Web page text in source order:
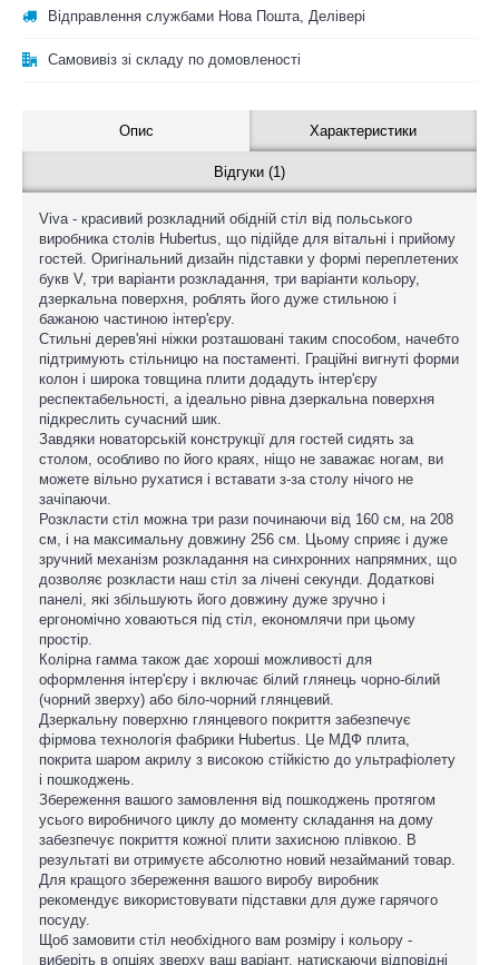
Відправлення службами Нова Пошта, Делівері
Самовивіз зі складу по домовленості
Опис Характеристики
Відгуки (1)
Viva - красивий розкладний обідній стіл від польського
виробника столів Hubertus, що підійде для вітальні і прийому
гостей. Оригінальний дизайн підставки у формі переплетених
букв V, три варіанти розкладання, три варіанти кольору,
дзеркальна поверхня, роблять його дуже стильною і
бажаною частиною інтер'єру.
Стильні дерев'яні ніжки розташовані таким способом, начебто
підтримують стільницю на постаменті. Граційні вигнуті форми
колон і широка товщина плити додадуть інтер'єру
респектабельності, а ідеально рівна дзеркальна поверхня
підкреслить сучасний шик.
Завдяки новаторській конструкції для гостей сидять за
столом, особливо по його краях, ніщо не заважає ногам, ви
можете вільно рухатися і вставати з-за столу нічого не
зачіпаючи.
Розкласти стіл можна три рази починаючи від 160 см, на 208
см, і на максимальну довжину 256 см. Цьому сприяє і дуже
зручний механізм розкладання на синхронних напрямних, що
дозволяє розкласти наш стіл за лічені секунди. Додаткові
панелі, які збільшують його довжину дуже зручно і
ергономічно ховаються під стіл, економлячи при цьому
простір.
Колірна гамма також дає хороші можливості для
оформлення інтер'єру і включає білий глянець чорно-білий
(чорний зверху) або біло-чорний глянцевий.
Дзеркальну поверхню глянцевого покриття забезпечує
фірмова технологія фабрики Hubertus. Це МДФ плита,
покрита шаром акрилу з високою стійкістю до ультрафіолету
і пошкоджень.
Збереження вашого замовлення від пошкоджень протягом
усього виробничого циклу до моменту складання на дому
забезпечує покриття кожної плити захисною плівкою. В
результаті ви отримуєте абсолютно новий незайманий товар.
Для кращого збереження вашого виробу виробник
рекомендує використовувати підставки для дуже гарячого
посуду.
Щоб замовити стіл необхідного вам розміру і кольору -
виберіть в опціях зверху ваш варіант, натискаючи відповідні